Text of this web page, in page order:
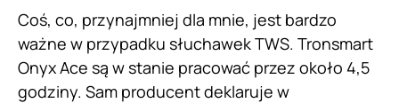
Coś, co, przynajmniej dla mnie, jest bardzo
ważne w przypadku słuchawek TWS. Tronsmart
Onyx Ace są w stanie pracować przez około 4,5
godziny. Sam producent deklaruje w